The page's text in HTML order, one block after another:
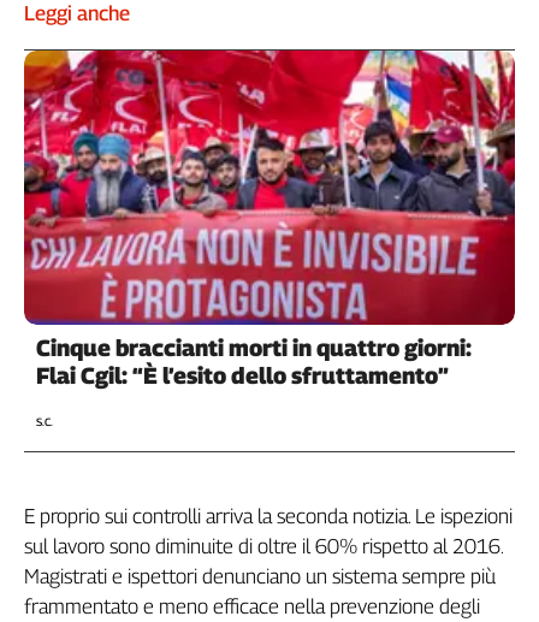
Play
Rubriche
Collettiva
Talk
La
settimana
Collettiva
Girasoli
Sassolino
Linea
Economica
Easy
Inserti
Idea
Diffusa
InFlai
Leggi anche
Cinque braccianti morti in quattro giorni:
Flai Cgil: “È l’esito dello sfruttamento”
S.C.
E proprio sui controlli arriva la seconda notizia. Le ispezioni
sul lavoro sono diminuite di oltre il 60% rispetto al 2016.
Magistrati e ispettori denunciano un sistema sempre più
frammentato e meno efficace nella prevenzione degli